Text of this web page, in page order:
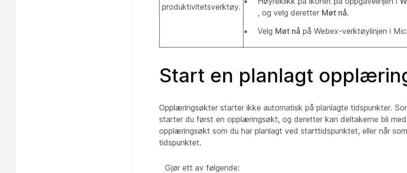
produktivitetsverktøy.
, og velg deretter Møt nå.
Velg Møt nå på Webex-verktøylinjen i
Start en planlagt
Opplæringsøkter starter ikke automatisk på planlagte tidspunkter.
starter du først en opplæringsøkt, og deretter kan deltakerne bli
opplæringsøkt som du har planlagt ved starttidspunktet, eller når
tidspunktet.
Gjør ett av følgende: